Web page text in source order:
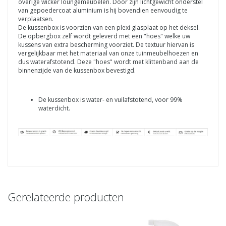
overige wicker loungemeubelen. Door zijn lichtgewicht onderstel
van gepoedercoat aluminium is hij bovendien eenvoudig te
verplaatsen.
De kussenbox is voorzien van een plexi glasplaat op het deksel.
De opbergbox zelf wordt geleverd met een "hoes" welke uw
kussens van extra bescherming voorziet. De textuur hiervan is
vergelijkbaar met het materiaal van onze tuinmeubelhoezen en
dus waterafstotend. Deze "hoes" wordt met klittenband aan de
binnenzijde van de kussenbox bevestigd.
De kussenbox is water- en vuilafstotend, voor 99%
waterdicht.
Gerelateerde producten